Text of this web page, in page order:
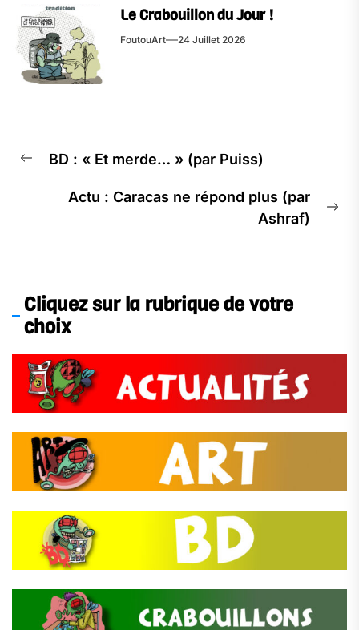
Le Crabouillon du Jour !
FoutouArt 24 Juillet 2026
de
l’article
Previous
BD : « Et merde… » (par Puiss)
Actu : Caracas ne répond plus (par
Ashraf)
Cliquez sur la rubrique de votre
choix